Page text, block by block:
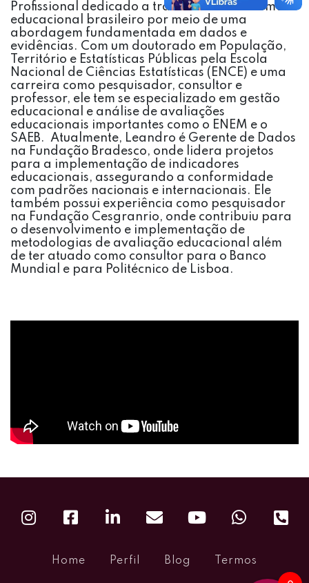
Profissional dedicado a transformar o sistema
educacional brasileiro por meio de uma
abordagem fundamentada em dados e
evidências. Com um doutorado em População,
Território e Estatísticas Públicas pela Escola
Nacional de Ciências Estatísticas (ENCE) e uma
carreira como pesquisador, consultor e
professor, ele tem se especializado em gestão
educacional e análise de avaliações
educacionais importantes como o ENEM e o
SAEB. Atualmente, Leandro é Gerente de Dados
na Fundação Bradesco, onde lidera projetos
para a implementação de indicadores
educacionais, assegurando a conformidade
com padrões nacionais e internacionais. Ele
também possui experiência como pesquisador
na Fundação Cesgranrio, onde contribuiu para
o desenvolvimento e implementação de
metodologias de avaliação educacional além
de ter atuado como consultor para o Banco
Mundial e para Politécnico de Lisboa.
Home Perfil Blog Termos